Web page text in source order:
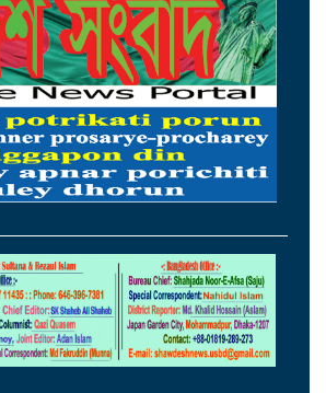
ওমানের সঙ্গে চুক্তি হলেও এখনই খুলছে না
হরমুজ, ঘোষণা ইরানের
আগস্টের প্রথম ৫ দিনে রেমিট্যান্স এলো ৬০
কোটি ২০ লাখ ডলার
থাইল্যান্ডের সঙ্গে কূটনৈতিক অচলাবস্থা ভাঙলো
মিয়ানমার
সচিবালয়ে জনপ্রশাসন বিষয়ক উপদেষ্টা,
আমলাতান্ত্রিক জটিলতা পরিহার করে দ্রুত
কার্যকর ব্যবস্থা গ্রহণের নির্দেশ